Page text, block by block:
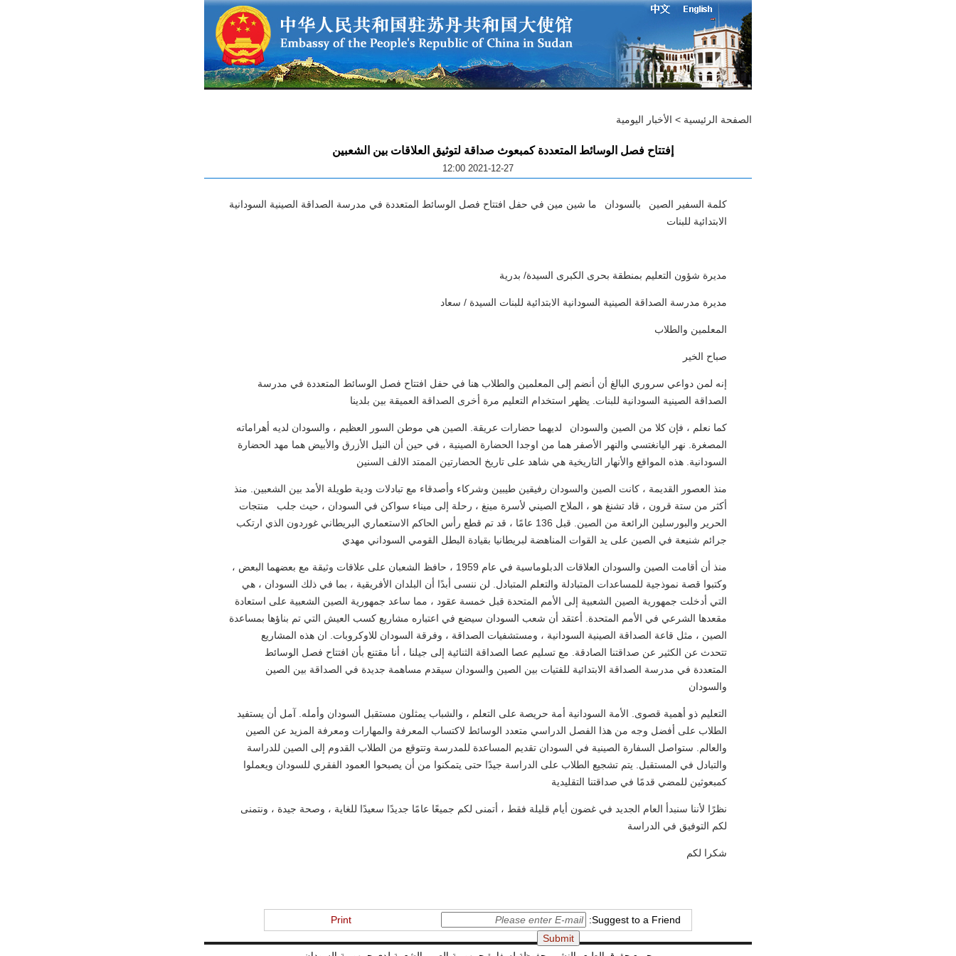
الصفحة الرئيسية > الأخبار اليومية
إفتتاح فصل الوسائط المتعددة كمبعوث صداقة لتوثيق العلاقات بين الشعبين
2021-12-27 12:00
كلمة السفير الصين بالسودان ما شين مين في حفل افتتاح فصل الوسائط المتعددة في مدرسة الصداقة الصينية السودانية
الابتدائية للبنات
مديرة شؤون التعليم بمنطقة بحرى الكبرى السيدة/ بدرية
مديرة مدرسة الصداقة الصينية السودانية الابتدائية للبنات السيدة / سعاد
المعلمين والطلاب
صباح الخير
إنه لمن دواعي سروري البالغ أن أنضم إلى المعلمين والطلاب هنا في حفل افتتاح فصل الوسائط المتعددة في مدرسة
الصداقة الصينية السودانية للبنات. يظهر استخدام التعليم مرة أخرى الصداقة العميقة بين بلدينا
كما نعلم ، فإن كلا من الصين والسودان لديهما حضارات عريقة. الصين هي موطن السور العظيم ، والسودان لديه أهراماته
المصغرة. نهر اليانغتسي والنهر الأصفر هما من اوجدا الحضارة الصينية ، في حين أن النيل الأزرق والأبيض هما مهد الحضارة
السودانية. هذه المواقع والأنهار التاريخية هي شاهد على تاريخ الحضارتين الممتد الالف السنين
منذ العصور القديمة ، كانت الصين والسودان رفيقين طيبين وشركاء وأصدقاء مع تبادلات ودية طويلة الأمد بين الشعبين. منذ
أكثر من ستة قرون ، قاد تشنغ هو ، الملاح الصيني لأسرة مينغ ، رحلة إلى ميناء سواكن في السودان ، حيث جلب منتجات
الحرير والبورسلين الرائعة من الصين. قبل 136 عامًا ، قد تم قطع رأس الحاكم الاستعماري البريطاني غوردون الذي ارتكب
جرائم شنيعة في الصين على يد القوات المناهضة لبريطانيا بقيادة البطل القومي السوداني مهدي
منذ أن أقامت الصين والسودان العلاقات الدبلوماسية في عام 1959 ، حافظ الشعبان على علاقات وثيقة مع بعضهما البعض ،
وكتبوا قصة نموذجية للمساعدات المتبادلة والتعلم المتبادل. لن ننسى أبدًا أن البلدان الأفريقية ، بما في ذلك السودان ، هي
التي أدخلت جمهورية الصين الشعبية إلى الأمم المتحدة قبل خمسة عقود ، مما ساعد جمهورية الصين الشعبية على استعادة
مقعدها الشرعي في الأمم المتحدة. أعتقد أن شعب السودان سيضع في اعتباره مشاريع كسب العيش التي تم بناؤها بمساعدة
الصين ، مثل قاعة الصداقة الصينية السودانية ، ومستشفيات الصداقة ، وفرقة السودان للاوكروبات. ان هذه المشاريع
تتحدث عن الكثير عن صداقتنا الصادقة. مع تسليم عصا الصداقة الثنائية إلى جيلنا ، أنا مقتنع بأن افتتاح فصل الوسائط
المتعددة في مدرسة الصداقة الابتدائية للفتيات بين الصين والسودان سيقدم مساهمة جديدة في الصداقة بين الصين
والسودان
التعليم ذو أهمية قصوى. الأمة السودانية أمة حريصة على التعلم ، والشباب يمثلون مستقبل السودان وأمله. آمل أن يستفيد
الطلاب على أفضل وجه من هذا الفصل الدراسي متعدد الوسائط لاكتساب المعرفة والمهارات ومعرفة المزيد عن الصين
والعالم. ستواصل السفارة الصينية في السودان تقديم المساعدة للمدرسة وتتوقع من الطلاب القدوم إلى الصين للدراسة
والتبادل في المستقبل. يتم تشجيع الطلاب على الدراسة جيدًا حتى يتمكنوا من أن يصبحوا العمود الفقري للسودان ويعملوا
كمبعوثين للمضي قدمًا في صداقتنا التقليدية
نظرًا لأننا سنبدأ العام الجديد في غضون أيام قليلة فقط ، أتمنى لكم جميعًا عامًا جديدًا سعيدًا للغاية ، وصحة جيدة ، ونتمنى
لكم التوفيق في الدراسة
شكرا لكم
Suggest to a Friend:
Print